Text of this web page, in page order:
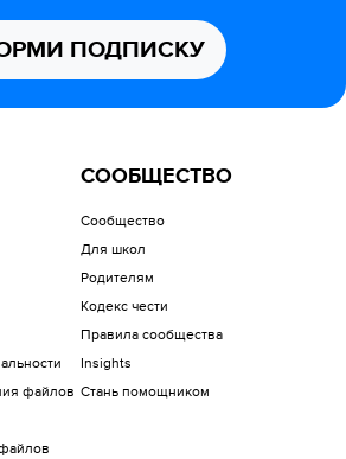
ПОДПИСКУ
файлов
СООБЩЕСТВО
Сообщество
Для школ
Родителям
Кодекс чести
Правила сообщества
Insights
Стань помощником